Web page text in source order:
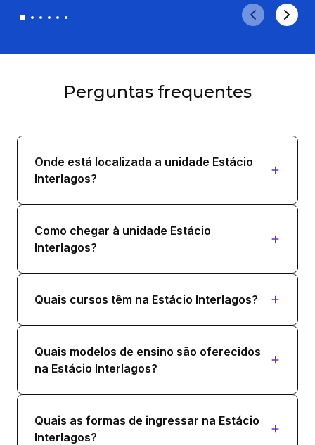
Perguntas frequentes
Onde está localizada a unidade Estácio
Interlagos?
Como chegar à unidade Estácio
Interlagos?
Quais cursos têm na Estácio Interlagos?
Quais modelos de ensino são oferecidos
na Estácio Interlagos?
Quais as formas de ingressar na Estácio
Interlagos?